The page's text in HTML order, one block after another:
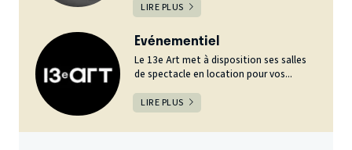
LIRE PLUS
Evénementiel
Le 13e Art met à disposition ses salles
de spectacle en location pour vos...
LIRE PLUS